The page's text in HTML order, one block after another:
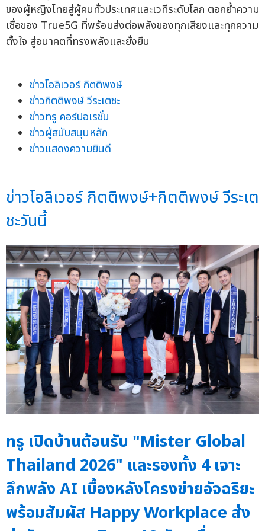
ของผู้หญิงไทยสู่ผู้คนทั่วประเทศและเวทีระดับโลก ตอกย้ำความ
เชื่อของ True5G ที่พร้อมส่งต่อพลังของทุกเสียงและทุกความ
ตั้งใจ สู่อนาคตที่ทรงพลังและยั่งยืน
ข่าวโอลิเวอร์ กิตติพงษ์
ข่าวกิตติพงษ์ วีระเตชะ
ข่าวทรู คอร์ปอเรชั่น
ข่าวผู้สนับสนุนหลัก
ข่าวแสดงความยินดี
ข่าวโอลิเวอร์ กิตติพงษ์+กิตติพงษ์ วีระเต
ชะวันนี้
ทรู เปิดบ้านต้อนรับ "Mister Global
Thailand 2026" และรองทั้ง 4 เจาะ
ลึกพลัง AI เบื้องหลังโครงข่ายอัจฉริยะ
พร้อมสัมผัส Happy Workplace ส่ง